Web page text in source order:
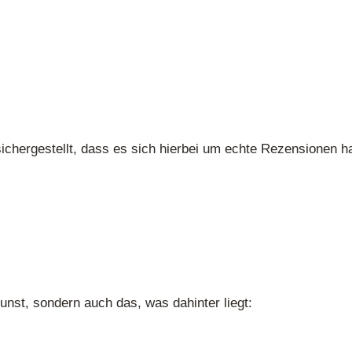
dass es sich hierbei um echte Rezensionen
sondern auch das, was dahinter liegt: